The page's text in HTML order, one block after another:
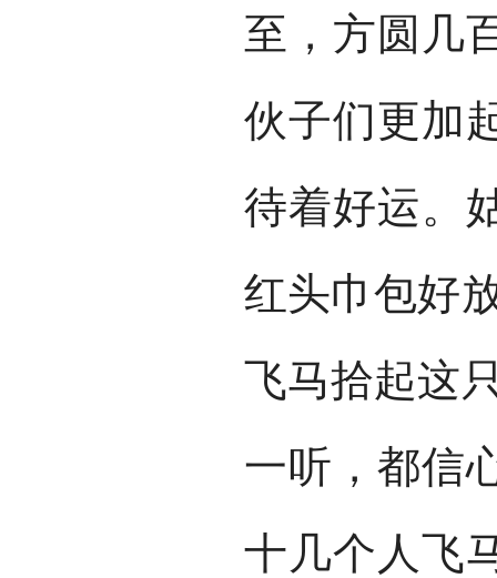
至，方圆几
伙子们更加
待着好运。
红头巾包好
飞马拾起这
一听，都信
十几个人飞